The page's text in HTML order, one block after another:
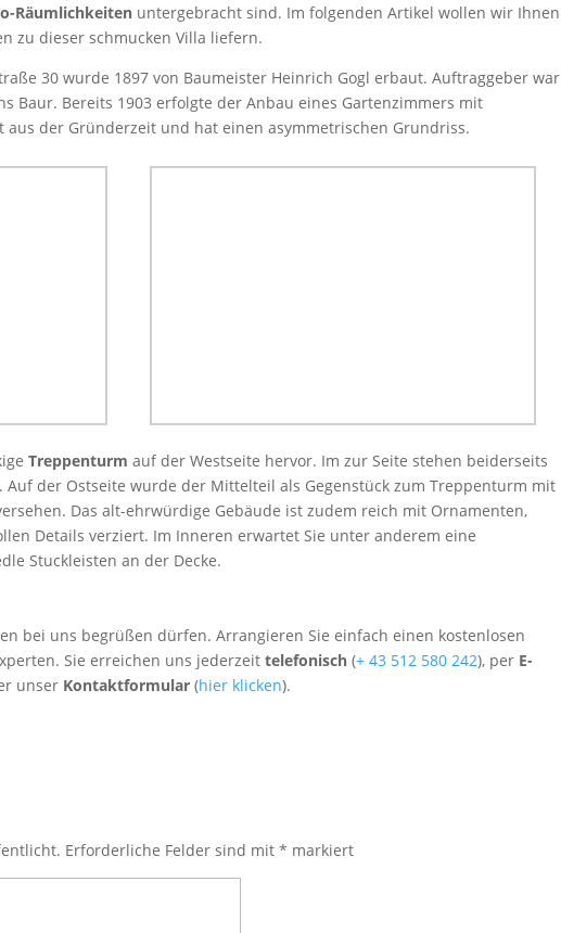
Räumlichkeiten untergebracht sind. Im folgenden Artikel wollen wir Ihnen
zu dieser schmucken Villa liefern.
30 wurde 1897 von Baumeister Heinrich Gogl erbaut. Auftraggeber war
Baur. Bereits 1903 erfolgte der Anbau eines Gartenzimmers mit
aus der Gründerzeit und hat einen asymmetrischen Grundriss.
Treppenturm auf der Westseite hervor. Im zur Seite stehen beiderseits
Auf der Ostseite wurde der Mittelteil als Gegenstück zum Treppenturm mit
Das alt-ehrwürdige Gebäude ist zudem reich mit Ornamenten,
Details verziert. Im Inneren erwartet Sie unter anderem eine
Stuckleisten an der Decke.
bei uns begrüßen dürfen. Arrangieren Sie einfach einen kostenlosen
Sie erreichen uns jederzeittelefonisch (+ 43 512 580 242), per E-
unser Kontaktformular (hier klicken).
Erforderliche Felder sind mit* markiert